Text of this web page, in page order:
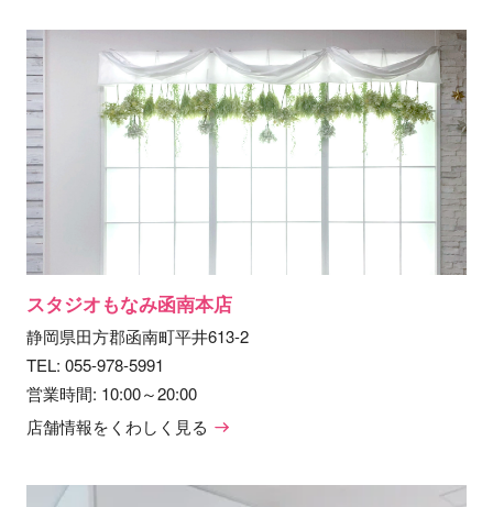
スタジオもなみ函南本店
静岡県田方郡函南町平井613-2
TEL: 055-978-5991
営業時間: 10:00～20:00
店舗情報をくわしく見る